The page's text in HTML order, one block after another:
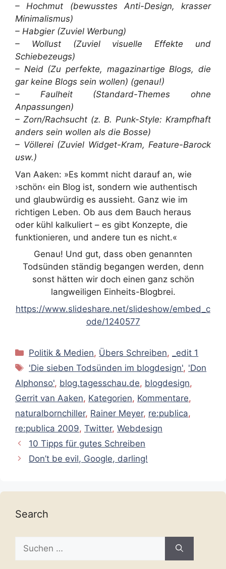
– Hochmut (bewusstes Anti-Design, krasser
Minimalismus)
– Habgier (Zuviel Werbung)
– Wollust (Zuviel visuelle Effekte und
Schiebezeugs)
– Neid (Zu perfekte, magazinartige Blogs, die
gar keine Blogs sein wollen) (genau!)
– Faulheit (Standard-Themes ohne
Anpassungen)
– Zorn/Rachsucht (z. B. Punk-Style: Krampfhaft
anders sein wollen als die Bosse)
– Völlerei (Zuviel Widget-Kram, Feature-Barock
usw.)
Van Aaken: »Es kommt nicht darauf an, wie
›schön‹ ein Blog ist, sondern wie authentisch
und glaubwürdig es aussieht. Ganz wie im
richtigen Leben. Ob aus dem Bauch heraus
oder kühl kalkuliert – es gibt Konzepte, die
funktionieren, und andere tun es nicht.«
Genau! Und gut, dass oben genannten
Todsünden ständig begangen werden, denn
sonst hätten wir doch einen ganz schön
langweiligen Einheits-Blogbrei.
https://www.slideshare.net/slideshow/embed_c
ode/1240577
Kategorien
Politik & Medien, Übers Schreiben,
_edit 1
Schlagwörter
'Die sieben Todsünden im blogdesign', 'Don
Alphonso', blog.tagesschau.de, blogdesign,
Gerrit van Aaken, Kategorien, Kommentare,
naturalbornchiller, Rainer Meyer, re:publica,
re:publica 2009, Twitter, Webdesign
10 Tipps für gutes Schreiben
Don’t be evil, Google, darling!
Search
nach: